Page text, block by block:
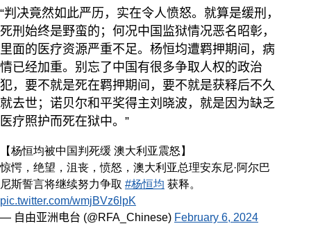
“判决竟然如此严历，实在令人愤怒。就算是缓刑，
死刑始终是野蛮的；何况中国监狱情况恶名昭彰，
里面的医疗资源严重不足。杨恒均遭羁押期间，病
情已经加重。别忘了中国有很多争取人权的政治
犯，要不就是死在羁押期间，要不就是获释后不久
就去世；诺贝尔和平奖得主刘晓波，就是因为缺乏
医疗照护而死在狱中。”
【杨恒均被中国判死缓 澳大利亚震怒】
惊愕，绝望，沮丧，愤怒，澳大利亚总理安东尼·阿尔巴
尼斯誓言将继续努力争取 #杨恒均 获释。
pic.twitter.com/wmjBVz6lpK
— 自由亚洲电台 (@RFA_Chinese) February 6, 2024